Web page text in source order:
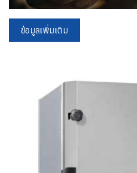
ข้อมูลเพิ่มเติม